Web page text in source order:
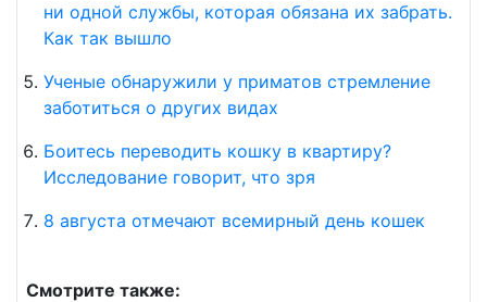
ни одной службы, которая обязана их забрать.
Как так вышло
Ученые обнаружили у приматов стремление
заботиться о других видах
Боитесь переводить кошку в квартиру?
Исследование говорит, что зря
8 августа отмечают всемирный день кошек
Смотрите также: